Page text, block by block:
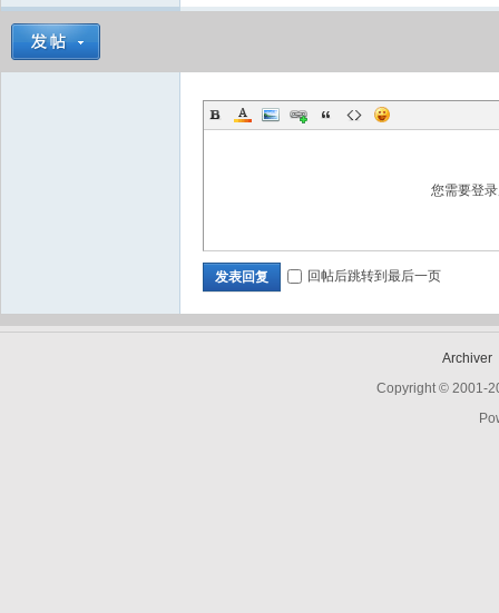
您需要登
发表回复 回帖后跳转到最后一页
Archiver
Copyright © 2001-